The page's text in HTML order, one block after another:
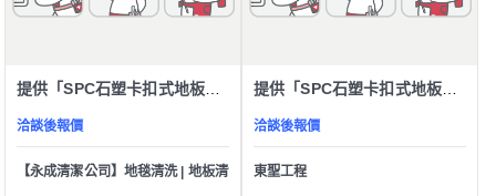
提供「SPC石塑卡扣式地板」服務
洽談後報價
【永成清潔公司】地毯清洗 | 地板清洗打蠟 石材美容-大理石 花崗石 石英磚 研磨
提供「SPC石塑卡扣式地板」服務
洽談後報價
東聖工程